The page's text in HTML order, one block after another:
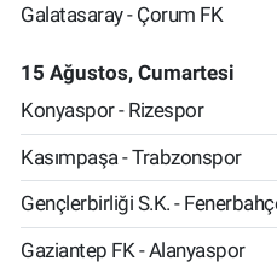
Galatasaray - Çorum FK
15 Ağustos, Cumartesi
Konyaspor - Rizespor
Kasımpaşa - Trabzonspor
Gençlerbirliği S.K. -
Gaziantep FK - Alanyaspor